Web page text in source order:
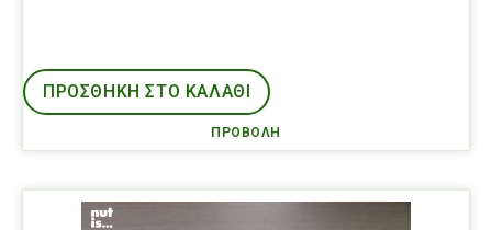
ΠΡΟΒΟΛΉ
ΠΡΟΣΘΉΚΗ ΣΤΟ ΚΑΛΑΘΙ